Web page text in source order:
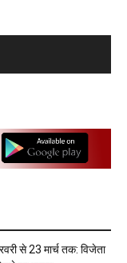
से 23 मार्च तक: विजेता